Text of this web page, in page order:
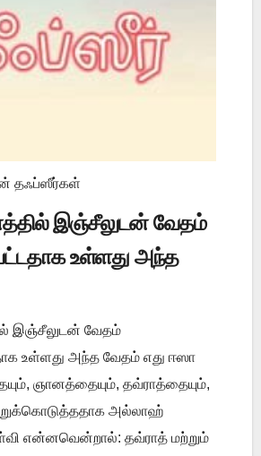
தஃப்ஸீர்கள்
இஞ்சீலுடன் வேதம்
உள்ளது அந்த
இஞ்சீலுடன் வேதம்
உள்ளது அந்த வேதம் எது ஈஸா
ஞானத்தையும், தவ்ராத்தையும்,
அல்லாஹ்
என்னவென்றால்: தவ்ராத் மற்றும்